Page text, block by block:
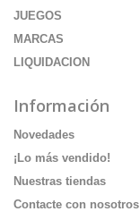
JUEGOS
MARCAS
LIQUIDACION
Información
Novedades
¡Lo más vendido!
Nuestras tiendas
Contacte con nosotros